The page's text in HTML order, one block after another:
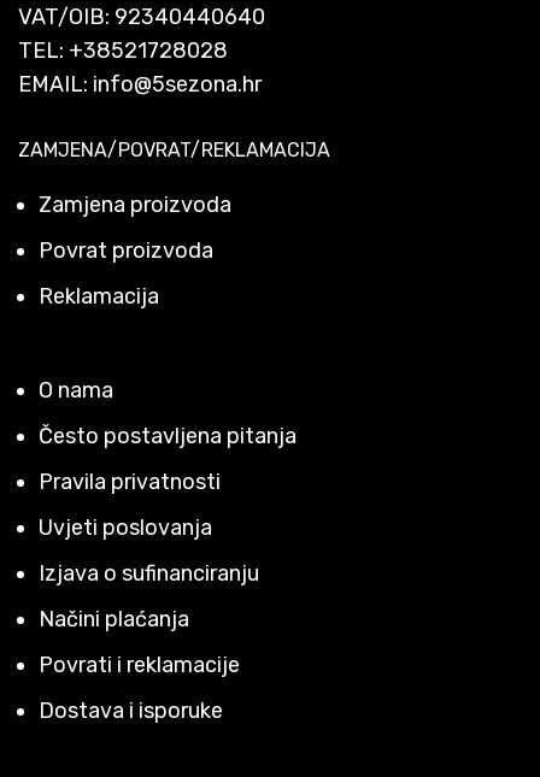
VAT/OIB: 92340440640
TEL: +38521728028
EMAIL: info@5sezona.hr
ZAMJENA/POVRAT/REKLAMACIJA
Zamjena proizvoda
Povrat proizvoda
Reklamacija
O nama
Često postavljena pitanja
Pravila privatnosti
Uvjeti poslovanja
Izjava o sufinanciranju
Načini plaćanja
Povrati i reklamacije
Dostava i isporuke